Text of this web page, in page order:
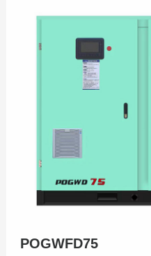
POGWFD75